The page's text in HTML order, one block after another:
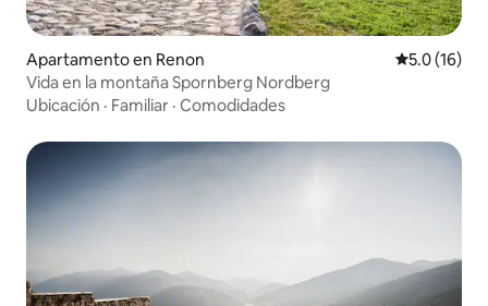
Apartamento en Renon Calificación
5.0 (16)
Vida en la montaña Spornberg Nordberg
Ubicación · Familiar · Comodidades